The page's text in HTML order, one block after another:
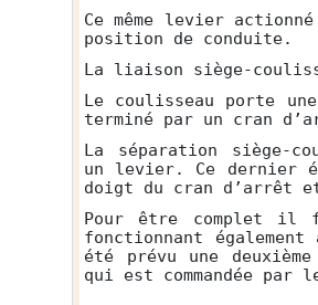
Ce même levier
position de conduite.
La liaison siège-
Le coulisseau porte
terminé par un cran
La séparation siège-
un levier. Ce dernier
doigt du cran d’arrêt
Pour être complet il
fonctionnant
été prévu une
qui est commandée par